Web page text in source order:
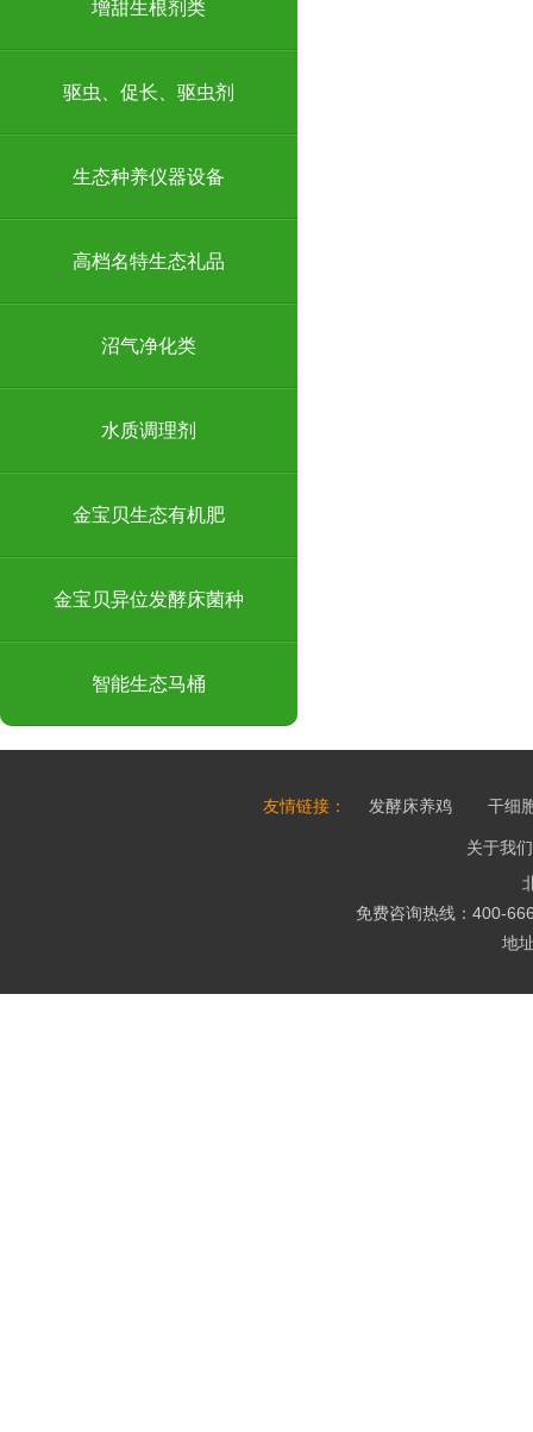
增甜生根剂类
驱虫、促长、驱虫剂
生态种养仪器设备
高档名特生态礼品
沼气净化类
水质调理剂
金宝贝生态有机肥
金宝贝异位发酵床菌种
智能生态马桶
友情链接： 发酵床养鸡 干细
关于我们
免费咨询热线：400-
地